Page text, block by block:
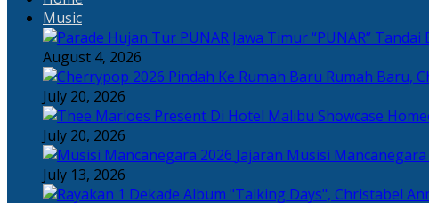
Music
“PUNAR”
August 4, 2026
Rumah Baru,
July 20, 2026
July 20, 2026
Jajaran Musisi
July 13, 2026